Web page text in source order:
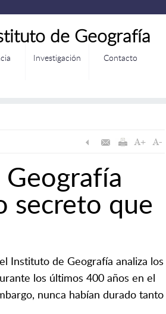
de Geografía
Investigación Contacto
secreto que
Instituto de Geografía analiza los
los últimos 400 años en el
nunca habían durado tanto